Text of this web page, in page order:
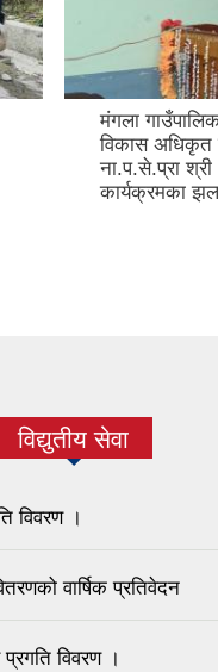
मंगला
विकास अधिकृत
ना.प.से.प्रा
कार्यक्रमका
विद्युतीय सेवा
विवरण ।
वार्षिक प्रतिवेदन
विवरण ।